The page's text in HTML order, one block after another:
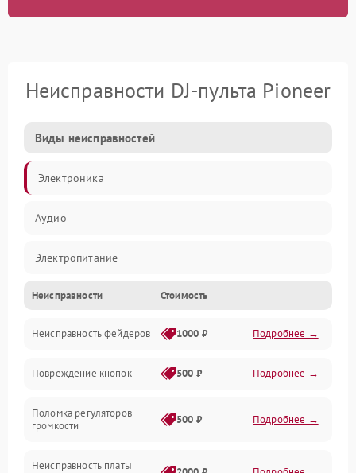
Неисправности DJ-пульта Pioneer
Виды неисправностей
Электроника
Аудио
Электропитание
Управление
Интерфейсы
Механические повреждения
Механика
Неисправности Стоимость
Неисправность фейдеров 1000 ₽ Подробнее →
Повреждение кнопок 500 ₽ Подробнее →
Поломка регуляторов
громкости
500 ₽ Подробнее →
Неисправность платы